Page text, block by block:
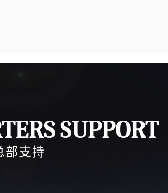
SUPPORT
部支持